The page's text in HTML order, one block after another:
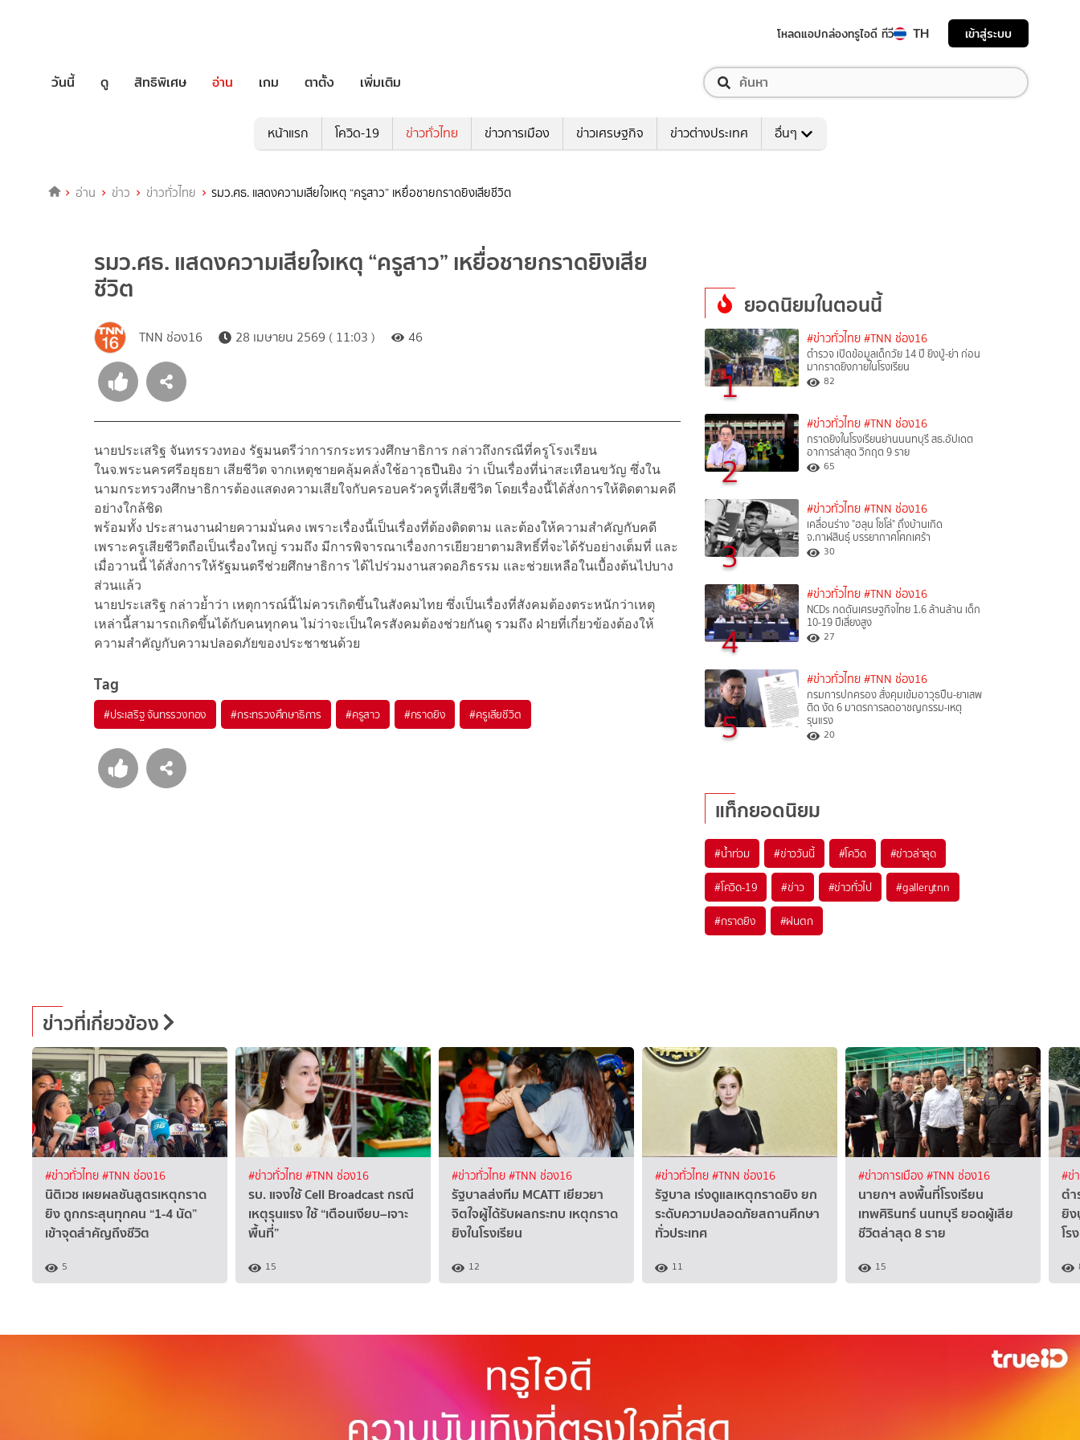
โหลดแอปกล่องทรูไอดี ทีวี TH เข้าสู่ระบบ
วันนี้ ดู สิทธิพิเศษ อ่าน เกม ตาตั้ง เพิ่มเติม
หน้าแรก โควิด-19 ข่าวทั่วไทย ข่าวการเมือง ข่าวเศรษฐกิจ ข่าวต่างประเทศ อื่นๆ
อ่าน ข่าว ข่าวทั่วไทย รมว.ศธ. แสดงความเสียใจเหตุ “ครูสาว” เหยื่อชายกราดยิงเสียชีวิต
รมว.ศธ. แสดงความเสียใจเหตุ “ครูสาว” เหยื่อชายกราดยิงเสีย
ชีวิต
TNN ช่อง16 28 เมษายน 2569 ( 11:03 ) 46
นายประเสริฐ จันทรรวงทอง รัฐมนตรีว่าการกระทรวงศึกษาธิการ กล่าวถึงกรณีที่ครูโรงเรียน
ในจ.พระนครศรีอยุธยา เสียชีวิต จากเหตุชายคลุ้มคลั่งใช้อาวุธปืนยิง ว่า เป็นเรื่องที่น่าสะเทือนขวัญ ซึ่งใน
นามกระทรวงศึกษาธิการต้องแสดงความเสียใจกับครอบครัวครูที่เสียชีวิต โดยเรื่องนี้ได้สั่งการให้ติดตามคดี
อย่างใกล้ชิด
พร้อมทั้ง ประสานงานฝ่ายความมั่นคง เพราะเรื่องนี้เป็นเรื่องที่ต้องติดตาม และต้องให้ความสำคัญกับคดี
เพราะครูเสียชีวิตถือเป็นเรื่องใหญ่ รวมถึง มีการพิจารณาเรื่องการเยียวยาตามสิทธิ์ที่จะได้รับอย่างเต็มที่ และ
เมื่อวานนี้ ได้สั่งการให้รัฐมนตรีช่วยศึกษาธิการ ได้ไปร่วมงานสวดอภิธรรม และช่วยเหลือในเบื้องต้นไปบาง
ส่วนแล้ว
นายประเสริฐ กล่าวย้ำว่า เหตุการณ์นี้ไม่ควรเกิดขึ้นในสังคมไทย ซึ่งเป็นเรื่องที่สังคมต้องตระหนักว่าเหตุ
เหล่านี้สามารถเกิดขึ้นได้กับคนทุกคน ไม่ว่าจะเป็นใครสังคมต้องช่วยกันดู รวมถึง ฝ่ายที่เกี่ยวข้องต้องให้
ความสำคัญกับความปลอดภัยของประชาชนด้วย
Tag
#ประเสริฐ จันทรรวงทอง #กระทรวงศึกษาธิการ #ครูสาว #กราดยิง #ครูเสียชีวิต
ยอดนิยมในตอนนี้
1
#ข่าวทั่วไทย #TNN ช่อง16
ตำรวจ เปิดข้อมูลเด็กวัย 14 ปี ยิงปู่-ย่า ก่อน
มากราดยิงภายในโรงเรียน
82
2
#ข่าวทั่วไทย #TNN ช่อง16
กราดยิงในโรงเรียนย่านนนทบุรี สธ.อัปเดต
อาการล่าสุด วิกฤต 9 ราย
65
3
#ข่าวทั่วไทย #TNN ช่อง16
เคลื่อนร่าง "ฮลุน โซโล่" ถึงบ้านเกิด
จ.กาฬสินธุ์ บรรยากาศโศกเศร้า
30
4
#ข่าวทั่วไทย #TNN ช่อง16
NCDs กดดันเศรษฐกิจไทย 1.6 ล้านล้าน เด็ก
10-19 ปีเสี่ยงสูง
27
5
#ข่าวทั่วไทย #TNN ช่อง16
กรมการปกครอง สั่งคุมเข้มอาวุธปืน-ยาเสพ
ติด งัด 6 มาตรการลดอาชญกรรม-เหตุ
รุนแรง
20
แท็กยอดนิยม
#น้ำท่วม #ข่าววันนี้ #โควิด #ข่าวล่าสุด
#โควิด-19 #ข่าว #ข่าวทั่วไป #gallerytnn
#กราดยิง #ฝนตก
ข่าวที่เกี่ยวข้อง
#ข่าวทั่วไทย#TNN ช่อง16
นิติเวช เผยผลชันสูตรเหตุกราด
ยิง ถูกกระสุนทุกคน “1-4 นัด”
เข้าจุดสำคัญถึงชีวิต
5
#ข่าวทั่วไทย#TNN ช่อง16
รบ. แจงใช้ Cell Broadcast กรณี
เหตุรุนแรง ใช้ “เตือนเงียบ–เจาะ
พื้นที่”
15
#ข่าวทั่วไทย#TNN ช่อง16
รัฐบาลส่งทีม MCATT เยียวยา
จิตใจผู้ได้รับผลกระทบ เหตุกราด
ยิงในโรงเรียน
12
#ข่าวทั่วไทย#TNN ช่อง16
รัฐบาล เร่งดูแลเหตุกราดยิง ยก
ระดับความปลอดภัยสถานศึกษา
ทั่วประเทศ
11
#ข่าวการเมือง#TNN ช่อง16
นายกฯ ลงพื้นที่โรงเรียน
เทพศิรินทร์ นนทบุรี ยอดผู้เสีย
ชีวิตล่าสุด 8 ราย
15
#ข่
ตำ
ยิง
โร